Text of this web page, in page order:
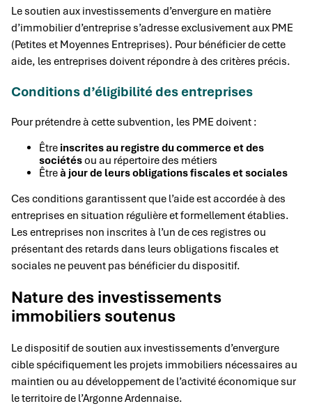
Le soutien aux investissements d’envergure en matière
d’immobilier d’entreprise s’adresse exclusivement aux PME
(Petites et Moyennes Entreprises). Pour bénéficier de cette
aide, les entreprises doivent répondre à des critères précis.
Conditions d’éligibilité des entreprises
Pour prétendre à cette subvention, les PME doivent :
Être inscrites au registre du commerce et des
sociétésou au répertoire des métiers
Êtreà jour de leurs obligations fiscales et sociales
Ces conditions garantissent que l’aide est accordée à des
entreprises en situation régulière et formellement établies.
Les entreprises non inscrites à l’un de ces registres ou
présentant des retards dans leurs obligations fiscales et
sociales ne peuvent pas bénéficier du dispositif.
Nature des investissements
immobiliers soutenus
Le dispositif de soutien aux investissements d’envergure
cible spécifiquement les projets immobiliers nécessaires au
maintien ou au développement de l’activité économique sur
le territoire de l’Argonne Ardennaise.